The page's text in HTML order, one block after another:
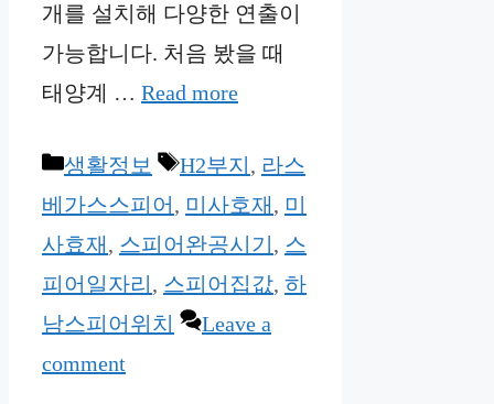
개를 설치해 다양한 연출이
가능합니다. 처음 봤을 때
태양계 … Read more
Categories
생활정보 Tags
H2부지 , 라스
베가스스피어 , 미사호재 , 미
사효재 , 스피어완공시기 , 스
피어일자리 , 스피어집값, 하
남스피어위치
Leave a
comment